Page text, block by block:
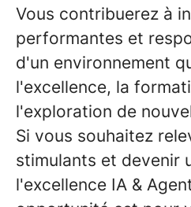
Vous contribuerez à
performantes et
d'un environnement
l'excellence, la
l'exploration de
Si vous souhaitez
stimulants et devenir
l'excellence IA &